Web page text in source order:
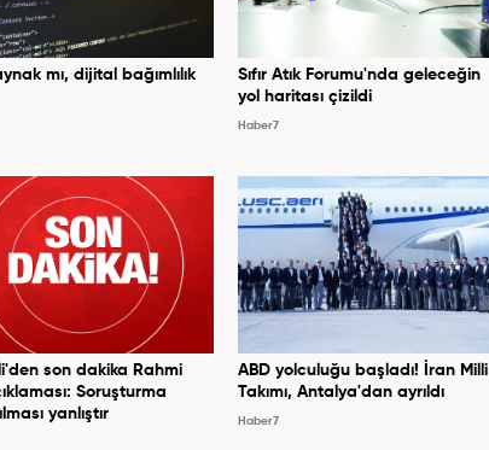
mı, dijital bağımlılık
Sıfır Atık Forumu'nda geleceğin
yol haritası çizildi
Haber7
son dakika Rahmi
Soruşturma
yanlıştır
ABD yolculuğu başladı! İran Milli
Takımı, Antalya'dan ayrıldı
Haber7